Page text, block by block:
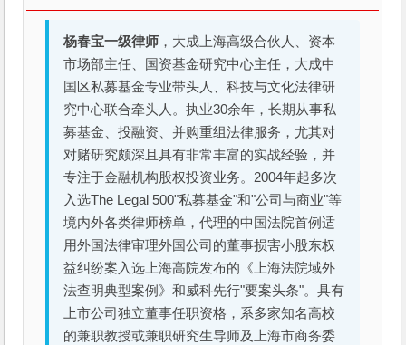
杨春宝一级律师 ，大成上海高级合伙人、资本
市场部主任、国资基金研究中心主任，大成中
国区私募基金专业带头人、科技与文化法律研
究中心联合牵头人。执业30余年，长期从事私
募基金、投融资、并购重组法律服务，尤其对
对赌研究颇深且具有非常丰富的实战经验，并
专注于金融机构股权投资业务。2004年起多次
入选The Legal 500"私募基金"和"公司与商业"等
境内外各类律师榜单，代理的中国法院首例适
用外国法律审理外国公司的董事损害小股东权
益纠纷案入选上海高院发布的《上海法院域外
法查明典型案例》和威科先行"要案头条"。具有
上市公司独立董事任职资格，系多家知名高校
的兼职教授或兼职研究生导师及上海市商务委